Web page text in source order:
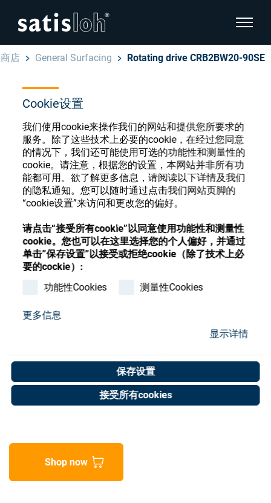
Cookie设置
我们使用cookie来操作我们的网站和提供您所要求的
服务。除了这些技术上必要的cookie，在经过您同意
的情况下，我们还可能使用可选的功能性和测量性的
cookie。请注意，根据您的设置，本网站并非所有功
能都可用。欲了解更多信息，请阅读以下详情及我们
的隐私通知。您可以随时通过点击我们网站页脚的
“cookie设置”来访问和更改您的偏好。
请点击“接受所有cookie”以同意使用功能性和测量性
cookie。您也可以在这里选择您的个人偏好，并通过
单击”保存设置”以接受或拒绝cookie（除了技术上必
要的cockie）:
功能性Cookies
测量性Cookies
更多信息
显示详情
保存设置
接受所有cookies
显示页
汉语
眼镜光学
精密光学
我们是谁
加入我们
隐藏页面导航
English
Deutsch
Español
Français
商店 General Surfacing Rotating drive CRB2BW20-90SE
眼镜光学耗材商店
注册或登录以访问您的帐户，并了解我们的各
种眼镜光学耗材
注册 登录
CRB2BW20-90SE
Art. No. 25900254
Unit of measure : Piece
Shop now